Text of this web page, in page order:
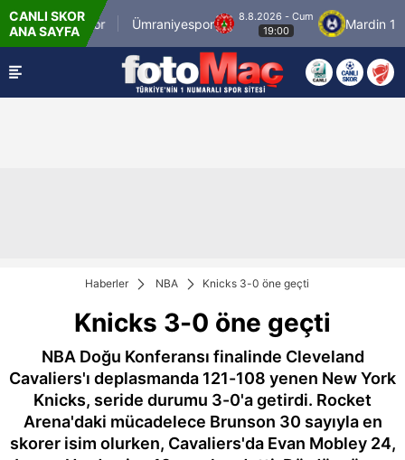
CANLI SKOR
ANA SAYFA
İstanbulspor Ümraniyespor
8.8.2026 - Cum
19:00
Mardin 1969
Haberler NBA Knicks 3-0 öne geçti
Knicks 3-0 öne geçti
NBA Doğu Konferansı finalinde Cleveland
Cavaliers'ı deplasmanda 121-108 yenen New York
Knicks, seride durumu 3-0'a getirdi. Rocket
Arena'daki mücadelece Brunson 30 sayıyla en
skorer isim olurken, Cavaliers'da Evan Mobley 24,